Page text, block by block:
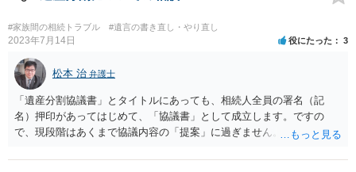
#家族間の相続トラブル #遺言の書き直し・やり直し
2023年7月14日 役にたった 3
松本 治 弁護士
「遺産分割協議書」とタイトルにあっても、相続人全員の署名（記
名）押印があってはじめて、「協議書」として成立します。ですの
で、現段階はあくまで協議内容の「提案」に過ぎません。 納得がいか
成立となります。その場合、成立させたい相続人が、家庭裁判所に遺